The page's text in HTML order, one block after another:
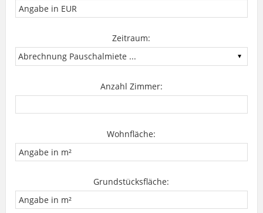
Zeitraum:
Anzahl Zimmer:
Wohnfläche:
Grundstücksfläche: